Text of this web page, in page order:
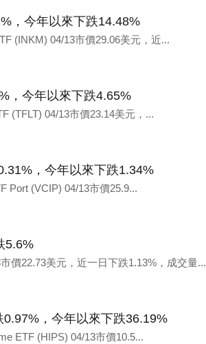
，今年以來下跌14.48%
(INKM) 04/13市價29.06美元，近...
，今年以來下跌4.65%
(TFLT) 04/13市價23.14美元，...
，今年以來下跌1.34%
Port (VCIP) 04/13市價25.9...
5.6%
價22.73美元，近一日下跌1.13%，成交量...
，今年以來下跌36.19%
ETF (HIPS) 04/13市價10.5...